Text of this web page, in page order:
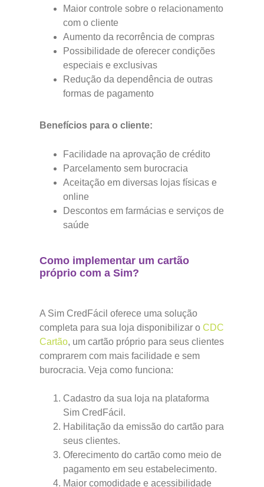
Maior controle sobre o relacionamento
com o cliente
Aumento da recorrência de compras
Possibilidade de oferecer condições
especiais e exclusivas
Redução da dependência de outras
formas de pagamento
Benefícios para o cliente:
Facilidade na aprovação de crédito
Parcelamento sem burocracia
Aceitação em diversas lojas físicas e
online
Descontos em farmácias e serviços de
saúde
Como implementar um cartão
próprio com a Sim?
A Sim CredFácil oferece uma solução
completa para sua loja disponibilizar o CDC
Cartão, um cartão próprio para seus clientes
comprarem com mais facilidade e sem
burocracia. Veja como funciona:
Cadastro da sua loja na plataforma
Sim CredFácil.
Habilitação da emissão do cartão para
seus clientes.
Oferecimento do cartão como meio de
pagamento em seu estabelecimento.
Maior comodidade e acessibilidade